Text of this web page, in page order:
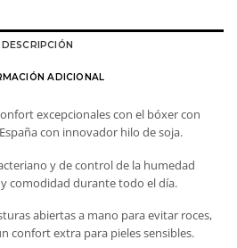
DESCRIPCIÓN
ADICIONAL
excepcionales con el bóxer con
con innovador hilo de soja.
y de control de la humedad
comodidad durante todo el día.
abiertas a mano para evitar roces,
confort extra para pieles sensibles.